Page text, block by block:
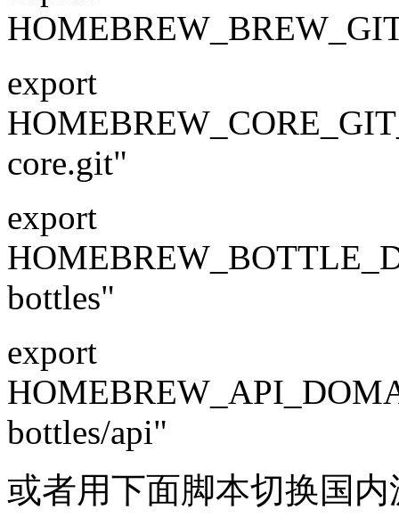
export
core.git"
export
bottles"
export
bottles/api"
或者用下面脚本切换国内